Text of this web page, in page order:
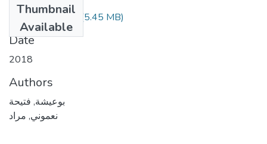
Thumbnail
Available
بوعيشة فتحية.pdf (5.45 MB)
Date
2018
Authors
بوعيشة, فتيحة
نعموني, مراد